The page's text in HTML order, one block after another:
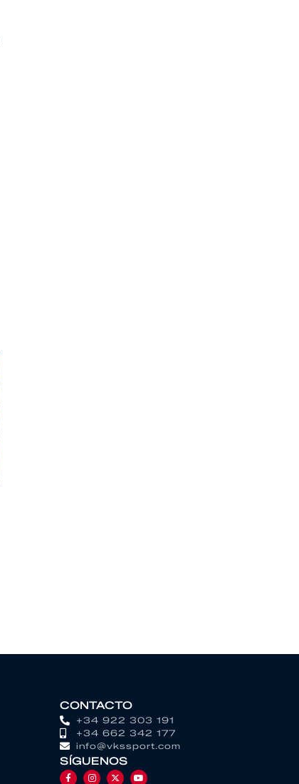
CONTACTO
+34 922 303 191
+34 662 342 177
info@vkssport.com
SÍGUENOS